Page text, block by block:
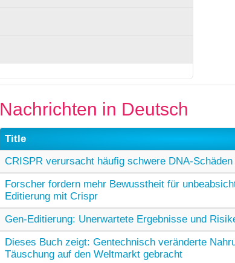
Nachrichten in Deutsch
Title
CRISPR verursacht häufig schwere DNA-
Forscher fordern mehr Bewusstheit für
Editierung mit Crispr
Gen-Editierung: Unerwartete Ergebnisse und
Dieses Buch zeigt: Gentechnisch veränderte
Täuschung auf den Weltmarkt gebracht